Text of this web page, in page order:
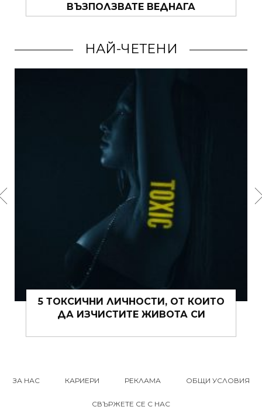
НАЙ-ЧЕТЕНИ
15 ЩИПКИ РОМАНТИКА КЪМ ЖИВОТА
ВИ ТОВА ЛЯТО
ЗА НАС КАРИЕРИ РЕКЛАМА ОБЩИ УСЛОВИЯ
СВЪРЖЕТЕ СЕ С НАС